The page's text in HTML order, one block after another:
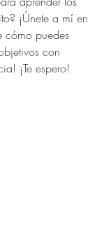
¡Únete a mí en
cómo puedes
con
¡Te espero!